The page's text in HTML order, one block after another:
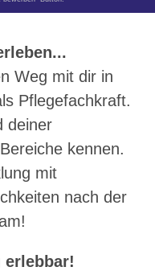
Weg mit dir in
Pflegefachkraft.
deiner
kennen.
mit
nach der
erlebbar!